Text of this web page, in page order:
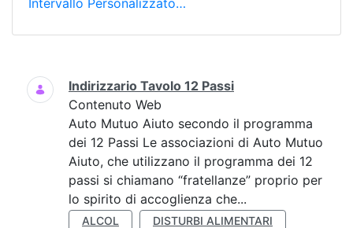
Intervallo Personalizzato…
Ricerca
Indirizzario Tavolo 12 Passi
Contenuto Web
Auto Mutuo Aiuto secondo il programma
dei 12 Passi Le associazioni di Auto Mutuo
Aiuto, che utilizzano il programma dei 12
passi si chiamano “fratellanze” proprio per
lo spirito di accoglienza che...
ALCOL
DISTURBI ALIMENTARI